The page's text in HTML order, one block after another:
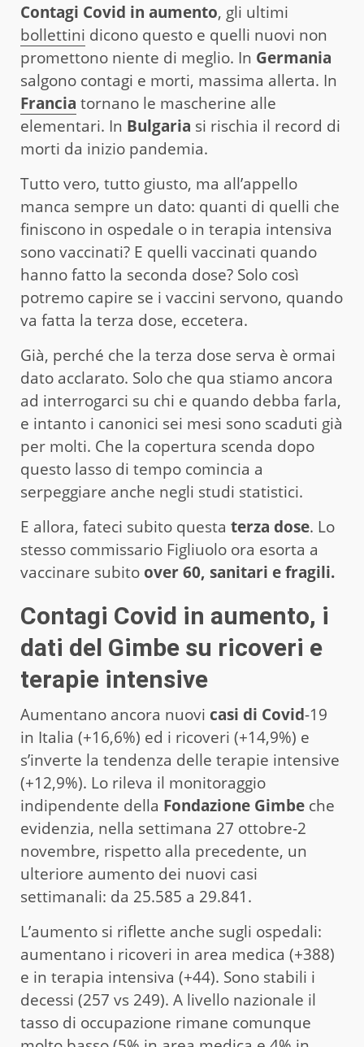
Contagi Covid in aumento, gli ultimi
bollettini dicono questo e quelli nuovi non
promettono niente di meglio. In Germania
salgono contagi e morti, massima allerta. In
Francia tornano le mascherine alle
elementari. In Bulgaria si rischia il record di
morti da inizio pandemia.
Tutto vero, tutto giusto, ma all’appello
manca sempre un dato: quanti di quelli che
finiscono in ospedale o in terapia intensiva
sono vaccinati? E quelli vaccinati quando
hanno fatto la seconda dose? Solo così
potremo capire se i vaccini servono, quando
va fatta la terza dose, eccetera.
Già, perché che la terza dose serva è ormai
dato acclarato. Solo che qua stiamo ancora
ad interrogarci su chi e quando debba farla,
e intanto i canonici sei mesi sono scaduti già
per molti. Che la copertura scenda dopo
questo lasso di tempo comincia a
serpeggiare anche negli studi statistici.
E allora, fateci subito questa terza dose. Lo
stesso commissario Figliuolo ora esorta a
vaccinare subito over 60, sanitari e fragili.
Contagi Covid in aumento, i
dati del Gimbe su ricoveri e
terapie intensive
Aumentano ancora nuovi casi di Covid-19
in Italia (+16,6%) ed i ricoveri (+14,9%) e
s’inverte la tendenza delle terapie intensive
(+12,9%). Lo rileva il monitoraggio
indipendente della Fondazione Gimbe che
evidenzia, nella settimana 27 ottobre-2
novembre, rispetto alla precedente, un
ulteriore aumento dei nuovi casi
settimanali: da 25.585 a 29.841.
L’aumento si riflette anche sugli ospedali:
aumentano i ricoveri in area medica (+388)
e in terapia intensiva (+44). Sono stabili i
decessi (257 vs 249). A livello nazionale il
tasso di occupazione rimane comunque